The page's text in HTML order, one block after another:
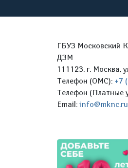
ГБУЗ Московский
ДЗМ
111123, г. Москва,
Телефон (ОМС): +7
Телефон (Платные
Email: info@mknc.ru